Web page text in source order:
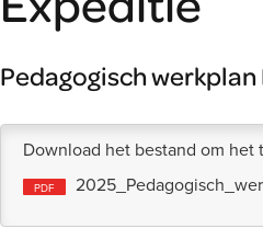
Pedagogisch
Download het bestand om het
PDF